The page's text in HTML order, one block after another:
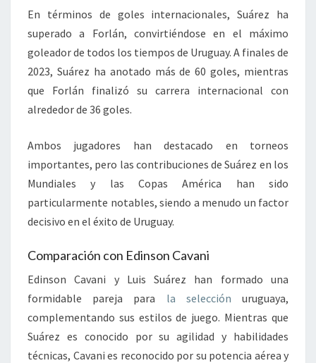
En términos de goles internacionales, Suárez ha
superado a Forlán, convirtiéndose en el máximo
goleador de todos los tiempos de Uruguay. A finales de
2023, Suárez ha anotado más de 60 goles, mientras
que Forlán finalizó su carrera internacional con
alrededor de 36 goles.
Ambos jugadores han destacado en torneos
importantes, pero las contribuciones de Suárez en los
Mundiales y las Copas América han sido
particularmente notables, siendo a menudo un factor
decisivo en el éxito de Uruguay.
Comparación con Edinson Cavani
Edinson Cavani y Luis Suárez han formado una
formidable pareja para la selección uruguaya,
complementando sus estilos de juego. Mientras que
Suárez es conocido por su agilidad y habilidades
técnicas, Cavani es reconocido por su potencia aérea y